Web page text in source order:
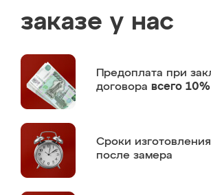
заказе у нас
Предоплата при
договора всего 10%
Сроки изготовления
после замера